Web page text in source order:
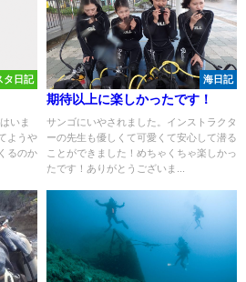
タ日記
いま
ようや
るのか
海日記
期待以上に楽しかったです！
サンゴにいやされました。インストラクタ
ーの先生も優しくて可愛くて安心して潜る
ことができました！めちゃくちゃ楽しかっ
たです！ありがとうございま...